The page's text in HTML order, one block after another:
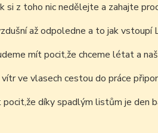
si z toho nic nedělejte a zahajte
až odpoledne a to jak vstoupí
mít pocit,že chceme létat a
ve vlasech cestou do práce
díky spadlým listům je den